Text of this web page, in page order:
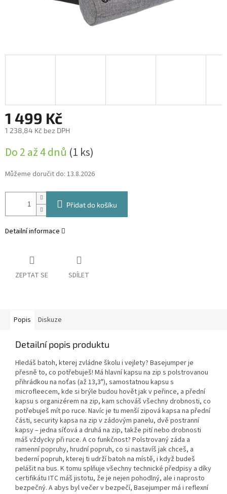
1 499 Kč
1 238,84 Kč bez DPH
cena:
Do 2 až 4 dnů (1 ks)
Můžeme doručit do: 13.8.2026
Přidat do košíku
Detailní informace
ZEPTAT SE SDÍLET
Popis Diskuze
Detailní popis produktu
Hledáš batoh, kterej zvládne školu i vejlety? Basejumper je
přesně to, co potřebuješ! Má hlavní kapsu na zip s polstrovanou
přihrádkou na noťas (až 13,3"), samostatnou kapsu s
microfleecem, kde si brýle budou hovět jak v peřince, a přední
kapsu s organizérem na zip, kam schováš všechny drobnosti, co
potřebuješ mít po ruce. Navíc je tu menší zipová kapsa na přední
části, security kapsa na zip v zádovým panelu, dvě postranní
kapsy – jedna síťová a druhá na zip, takže pití nebo drobnosti
máš vždycky při ruce. A co funkčnost? Polstrovaný záda a
ramenní popruhy, hrudní popruh, co si nastavíš jak chceš, a
bederní popruh, kterej ti udrží batoh na místě, i když budeš
pelášit na bus. K tomu splňuje všechny technické předpisy a díky
certifikátu ITC máš jistotu, že je nejen pohodlný, ale i naprosto
bezpečný. A abys byl večer v bezpečí, Basejumper má i reflexní